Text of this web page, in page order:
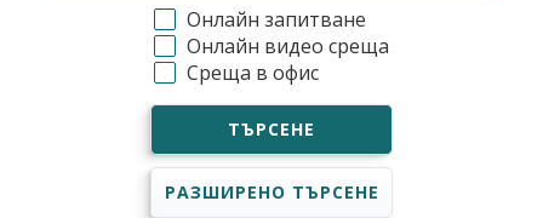
Онлайн запитване
Онлайн видео среща
Среща в офис
ТЪРСЕНЕ
РАЗШИРЕНО ТЪРСЕНЕ